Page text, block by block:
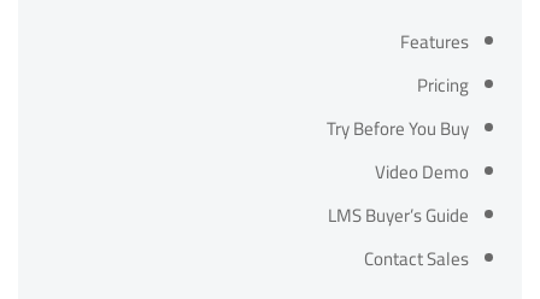
Features
Pricing
Try Before You Buy
Video Demo
LMS Buyer’s Guide
Contact Sales